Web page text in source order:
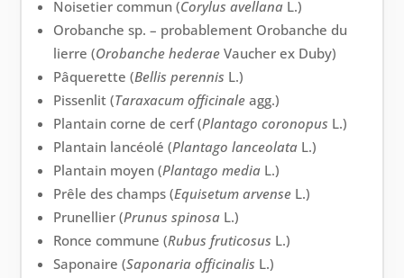
Noisetier commun (Corylus avellana L.)
Orobanche sp. – probablement Orobanche du
lierre (Orobanche hederaeVaucher ex Duby)
Pâquerette (Bellis perennis L.)
Pissenlit (Taraxacum officinaleagg.)
Plantain corne de cerf (Plantago coronopus L.)
Plantain lancéolé (Plantago lanceolata L.)
Plantain moyen (Plantago media L.)
Prêle des champs (Equisetum arvense L.)
Prunellier (Prunus spinosa L.)
Ronce commune (Rubus fruticosus L.)
Saponaire (Saponaria officinalis L.)